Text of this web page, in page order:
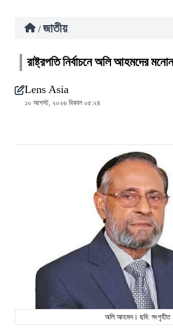
/ জাতীয়
রাষ্ট্রপতি নির্বাচনে অলি আহমদের
Lens Asia
১০ আগস্ট, ২০২৬ বিকাল ০৫:২৪
অলি আহমদ। ছবি: সংগৃহীত